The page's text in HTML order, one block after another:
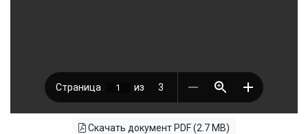
Скачать документ PDF (2.7 MB)